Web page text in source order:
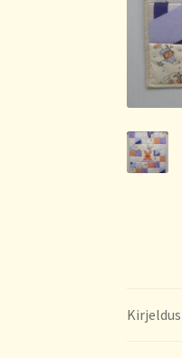
Kirjeldus